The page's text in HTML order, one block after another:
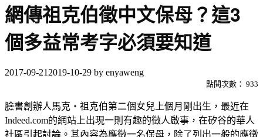
網傳祖克伯徵中文保母？這3
個多益常考字必須要知道
2017-09-212019-10-29 by enyaweng
點閱次數： 933
臉書創辦人馬克‧祖克伯第二個女兒上個月剛出生，最近在
Indeed.com的網站上出現一則有趣的徵人啟事，在矽谷的華人
社區引起討論。其內容為應徵一名保母，除了列出一般的應徵